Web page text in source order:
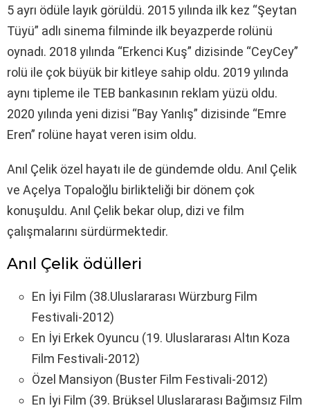
5 ayrı ödüle layık görüldü. 2015 yılında ilk kez “Şeytan
Tüyü” adlı sinema filminde ilk beyazperde rolünü
oynadı. 2018 yılında “Erkenci Kuş” dizisinde “CeyCey”
rolü ile çok büyük bir kitleye sahip oldu. 2019 yılında
aynı tipleme ile TEB bankasının reklam yüzü oldu.
2020 yılında yeni dizisi “Bay Yanlış” dizisinde “Emre
Eren” rolüne hayat veren isim oldu.
Anıl Çelik özel hayatı ile de gündemde oldu. Anıl Çelik
ve Açelya Topaloğlu birlikteliği bir dönem çok
konuşuldu. Anıl Çelik bekar olup, dizi ve film
çalışmalarını sürdürmektedir.
Anıl Çelik ödülleri
En İyi Film (38.Uluslararası Würzburg Film
Festivali-2012)
En İyi Erkek Oyuncu (19. Uluslararası Altın Koza
Film Festivali-2012)
Özel Mansiyon (Buster Film Festivali-2012)
En İyi Film (39. Brüksel Uluslararası Bağımsız Film